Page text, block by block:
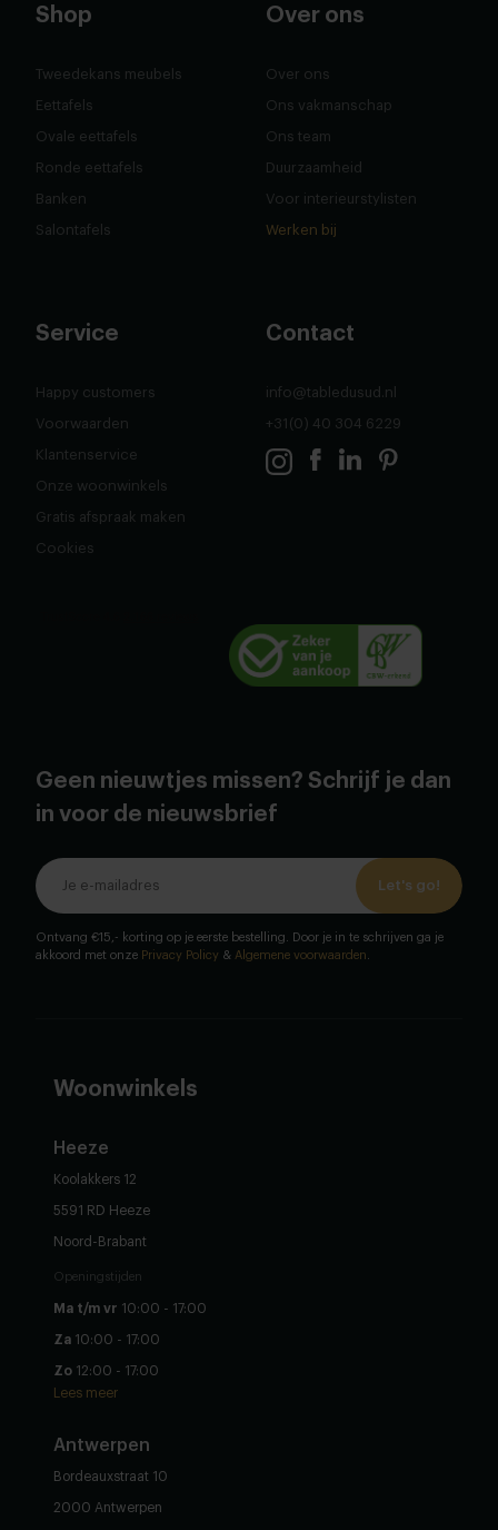
Shop
Tweedekans meubels
Eettafels
Ovale eettafels
Ronde eettafels
Banken
Salontafels
Over ons
Over ons
Ons vakmanschap
Ons team
Duurzaamheid
Voor interieurstylisten
Werken bij
Service
Happy customers
Voorwaarden
Klantenservice
Onze woonwinkels
Gratis afspraak maken
Cookies
Contact
info@tabledusud.nl
+31(0) 40 304 6229
Geen nieuwtjes missen? Schrijf je dan
in voor de nieuwsbrief
Let's go!
Ontvang €15,- korting op je eerste bestelling. Door je in te schrijven ga je
akkoord met onze Privacy Policy & Algemene voorwaarden.
Woonwinkels
Heeze
Koolakkers 12
5591 RD Heeze
Noord-Brabant
Openingstijden
Ma t/m vr 10:00 - 17:00
Za 10:00 - 17:00
Zo 12:00 - 17:00
Lees meer
Antwerpen
Bordeauxstraat 10
2000 Antwerpen